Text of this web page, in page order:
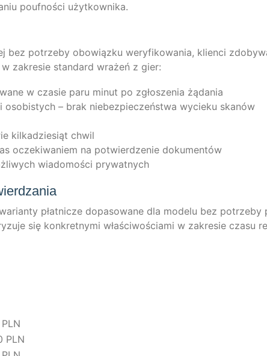
pouf­ności użytkownika.
bez potrze­by obo­wiąz­ku wery­fi­kowa­nia, kli­en­ci
zak­re­sie stan­dard wrażeń z gier:
w cza­sie paru minut po zgło­sze­nia żądania
oso­bis­tych – brak nie­bez­piec­zeńst­wa wycie­ku skanów
kil­kad­zie­siąt chwil
ocze­ki­wa­niem na pot­wierd­ze­nie dokumentów
wia­do­mości prywatnych
płat­nic­ze dopa­so­wa­ne dla mode­lu bez
się kon­kret­ny­mi właści­wościa­mi w zak­re­sie cza­su
PLN